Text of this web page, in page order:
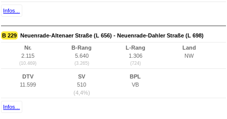
Infos...
B 229 Neuenrade-Altenaer Straße (L 656) - Neuenrade-Dahler Straße (L 698)
Nr.
2.115
(10.469)
B-Rang
5.640
(3.265)
L-Rang
1.306
(724)
Land
NW
DTV
11.599
SV
510
(4,4%)
BPL
VB
Infos...